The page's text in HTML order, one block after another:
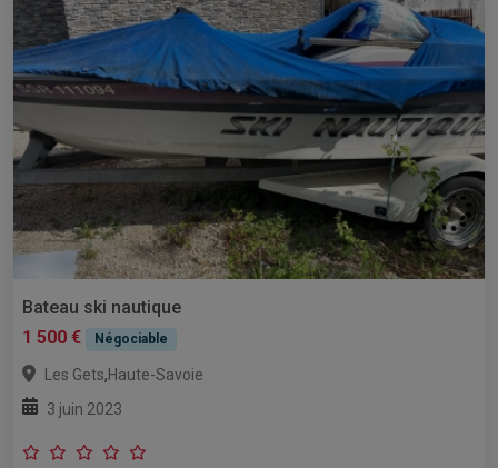
Bateau ski nautique
1 500 €
Négociable
Les Gets,Haute-Savoie
3 juin 2023